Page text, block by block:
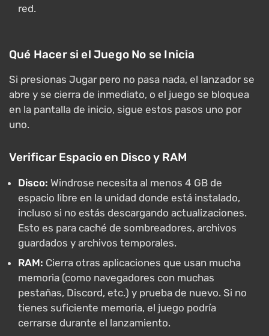
red.
Qué Hacer si el Juego No se Inicia
Si presionas Jugar pero no pasa nada, el lanzador se
abre y se cierra de inmediato, o el juego se bloquea
en la pantalla de inicio, sigue estos pasos uno por
uno.
Verificar Espacio en Disco y RAM
Disco: Windrose necesita al menos 4 GB de
espacio libre en la unidad donde está instalado,
incluso si no estás descargando actualizaciones.
Esto es para caché de sombreadores, archivos
guardados y archivos temporales.
RAM: Cierra otras aplicaciones que usan mucha
memoria (como navegadores con muchas
pestañas, Discord, etc.) y prueba de nuevo. Si no
tienes suficiente memoria, el juego podría
cerrarse durante el lanzamiento.